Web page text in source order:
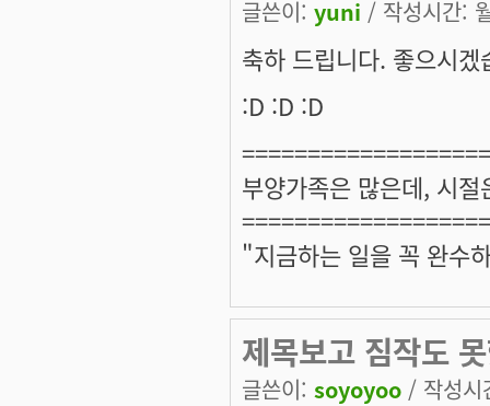
글쓴이: yuni / 작성시간:
축하 드립니다. 좋으시겠
:D :D :D
부양가족은 많은데, 시
"지금하는 일을 꼭 완수
제목보고 짐작도
글쓴이: soyoyoo / 작성